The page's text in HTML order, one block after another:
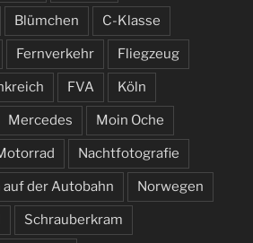
Blümchen C-Klasse
Fernverkehr Fliegzeug
FVA Köln
Mercedes Moin Oche
Nachtfotografie
auf der Autobahn Norwegen
Schrauberkram